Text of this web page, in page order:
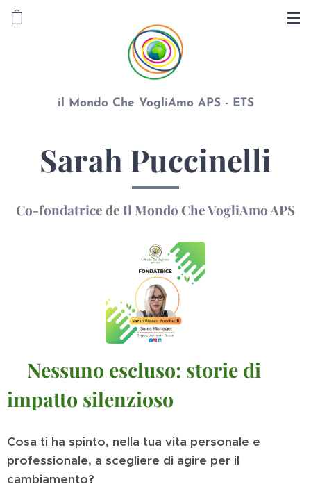
il Mondo Che VogliAmo APS - ETS
Sarah Puccinelli
Co-fondatrice de Il Mondo Che VogliAmo APS
Nessuno escluso: storie di
impatto silenzioso
Cosa ti ha spinto, nella tua vita personale e
professionale, a scegliere di agire per il
cambiamento?